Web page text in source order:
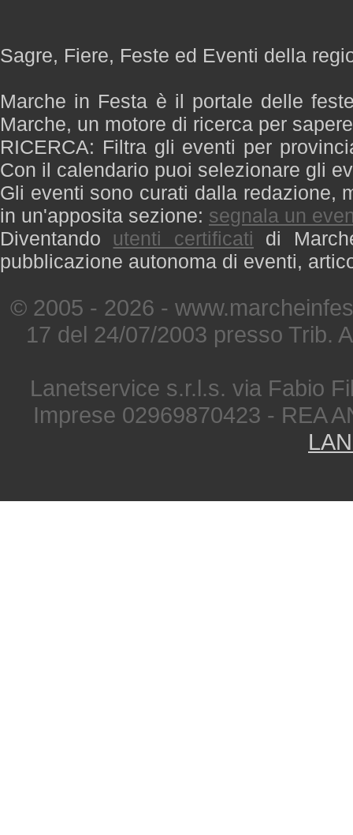
Sagre, Fiere, Feste ed Eventi della
Marche in Festa è il portale delle
Marche, un motore di ricerca per
RICERCA: Filtra gli eventi per
Con il calendario puoi selezionare gli
Gli eventi sono curati dalla redazione,
in un'apposita sezione: segnala un
Diventando utenti certificati di
pubblicazione autonoma di eventi,
© 2005 - 2026 -
17 del 24/07/2003 presso Trib.
Lanetservice s.r.l.s. via Fabio
Imprese 02969870423 - REA